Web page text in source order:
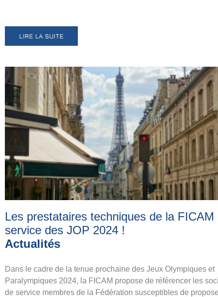
Les prestataires techniques de la FICAM
service des JOP 2024 !
Actualités
Dans le cadre de la tenue prochaine des Jeux Olympiques et
Paralympiques 2024, la FICAM propose de référencer les
de service membres de la Fédération susceptibles de